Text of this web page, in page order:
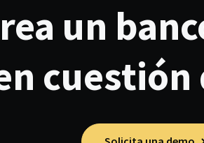
un
cuestión